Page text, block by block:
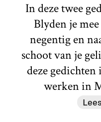
In deze twee
Blyden je
negentig en
schoot van je
deze
werken in